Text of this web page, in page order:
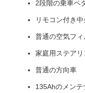
2段階の乗車ペ
リモコン付き
普通の空気フィ
家庭用ステアリ
普通の方向車
135Ahのメン